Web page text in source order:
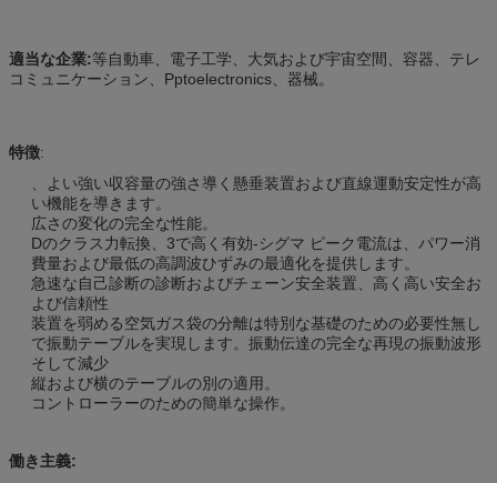
適当な企業:等自動車、電子工学、大気および宇宙空間、容器、テレ
コミュニケーション、Pptoelectronics、器械。
特徴:
、よい強い収容量の強さ導く懸垂装置および直線運動安定性が高
い機能を導きます。
広さの変化の完全な性能。
Dのクラス力転換、3で高く有効-シグマ ピーク電流は、パワー消
費量および最低の高調波ひずみの最適化を提供します。
急速な自己診断の診断およびチェーン安全装置、高く高い安全お
よび信頼性
装置を弱める空気ガス袋の分離は特別な基礎のための必要性無し
で振動テーブルを実現します。振動伝達の完全な再現の振動波形
そして減少
縦および横のテーブルの別の適用。
コントローラーのための簡単な操作。
働き主義: